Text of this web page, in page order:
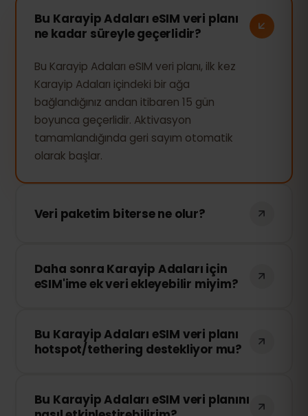
Bu Karayip Adaları eSIM veri planı
ne kadar süreyle geçerlidir?
Bu Karayip Adaları eSIM veri planı, ilk kez
Karayip Adaları içindeki bir ağa
bağlandığınız andan itibaren 15 gün
boyunca geçerlidir. Aktivasyon
tamamlandığında geri sayım otomatik
olarak başlar.
Veri paketim biterse ne olur?
duracaktır. eSIMFOX kontrol panelinizden
kolayca ek veri satın alarak anında
Daha sonra Karayip Adaları için
eSIM'ime ek veri ekleyebilir miyim?
istediğiniz zaman ek veri satın alabilirsiniz.
Hesabınıza giriş yaparak istediğiniz veri
Bu Karayip Adaları eSIM veri planı
hotspot/tethering destekliyor mu?
için mobil hotspot veya tethering
Bu Karayip Adaları eSIM veri planını